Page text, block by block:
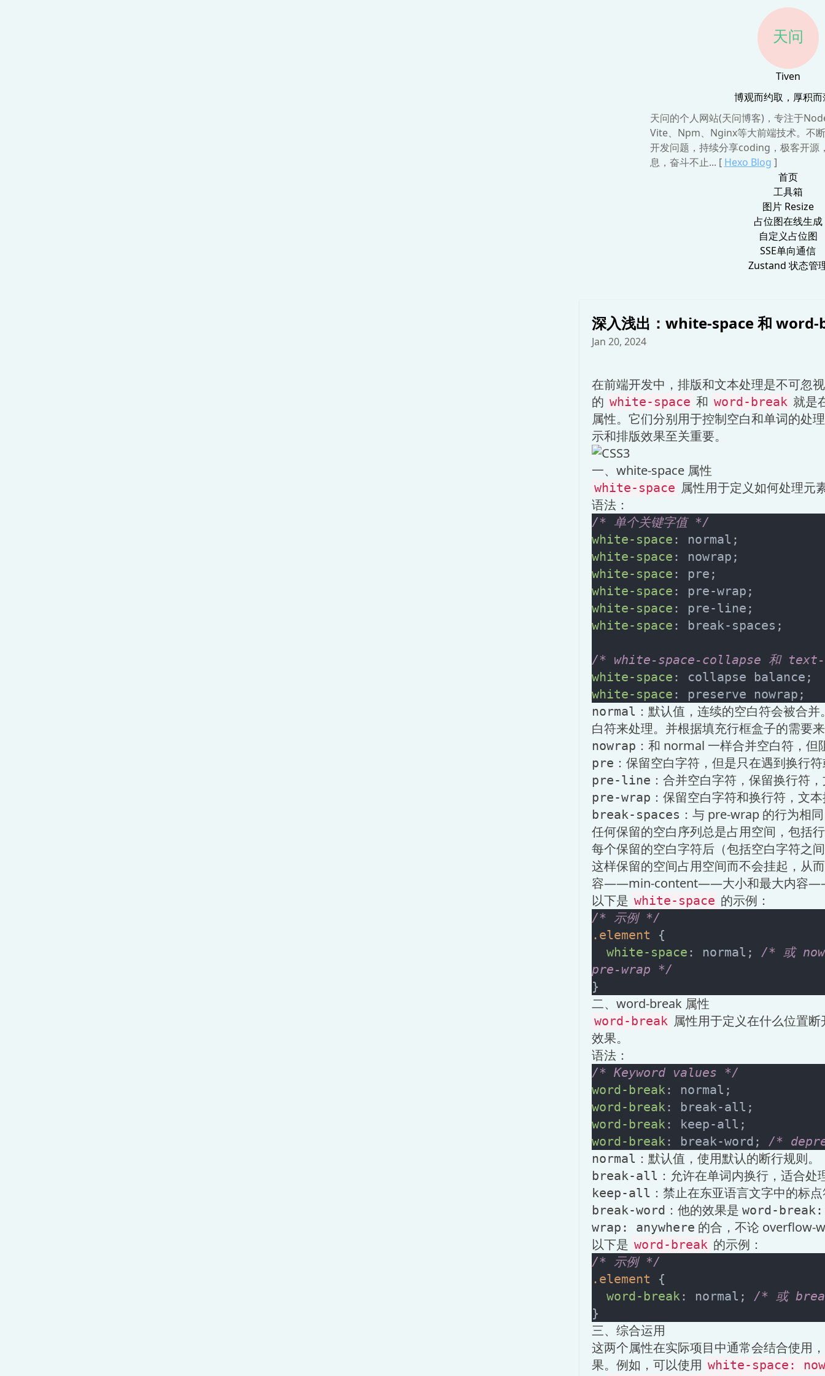
Tiven
博观而约取，厚积而
天问的个人网站(天问博客)，专注于
Vite、Npm、Nginx等大前端技术。不
开发问题，持续分享coding，极客开源
息，奋斗不止... [ Hexo Blog ]
首页
工具箱
图片 Resize
占位图在线生成
自定义占位图
SSE单向通信
Zustand 状态管
深入浅出：white-space 和 word-
Jan 20, 2024
在前端开发中，排版和文本处理是不可忽
的 white-space 和 word-break 就是
属性。它们分别用于控制空白和单词的处
示和排版效果至关重要。
一、white-space 属性
white-space 属性用于定义如何处理元
语法：
/* 单个关键字值 */
white-space
white-space
white-space
white-space
white-space
white-space : break-spaces;
/* white-space-collapse 和 text-
white-space
white-space
normal ：默认值，连续的空白符会被合
白符来处理。并根据填充行框盒子的需要
nowrap ：和 normal 一样合并空白符，
pre ：保留空白字符，但是只在遇到换行
pre-line ：合并空白字符，保留换行符
pre-wrap ：保留空白字符和换行符，文
break-spaces ：与 pre-wrap 的行为相
任何保留的空白序列总是占用空间，包括
每个保留的空白字符后（包括空白字符之
这样保留的空间占用空间而不会挂起，从
容——min-content——大小和最大内容
以下是 white-space 的示例：
/* 示例 */
.element {
white-space : normal; /* 或
pre-wrap */
二、word-break 属性
word-break 属性用于定义在什么位置
效果。
语法：
/* Keyword values */
word-break
word-break
word-break
word-break: break-word; /*
normal ：默认值，使用默认的断行规则。
break-all ：允许在单词内换行，适合处
keep-all ：禁止在东亚语言文字中的标
break-word ：他的效果是 word-
wrap: anywhere 的合，不论 overflow-
以下是 word-break 的示例：
/* 示例 */
.element {
word-break: normal; /* 或
三、综合运用
这两个属性在实际项目中通常会结合使用
果。例如，可以使用 white-space: